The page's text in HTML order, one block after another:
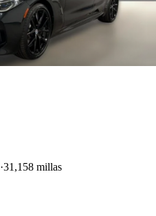
31,158 millas